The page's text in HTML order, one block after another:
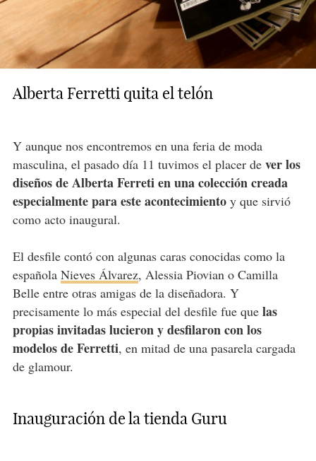
Alberta Ferretti quita el telón
Y aunque nos encontremos en una feria de moda
masculina, el pasado día 11 tuvimos el placer de ver los
diseños de Alberta Ferreti en una colección creada
especialmente para este acontecimientoy que sirvió
como acto inaugural.
El desfile contó con algunas caras conocidas como la
española Nieves Álvarez, Alessia Piovian o Camilla
Belle entre otras amigas de la diseñadora. Y
precisamente lo más especial del desfile fue que las
propias invitadas lucieron y desfilaron con los
modelos de Ferretti, en mitad de una pasarela cargada
de glamour.
Inauguración de la tienda Guru